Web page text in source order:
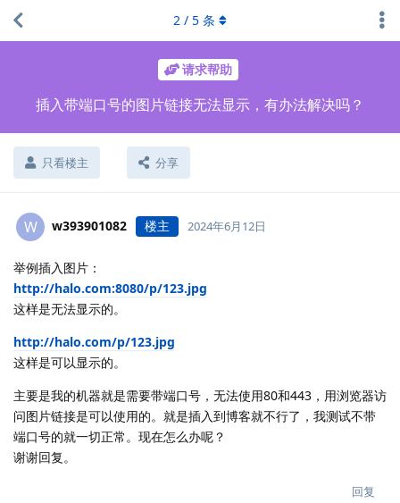
请求帮助
插入带端口号的图片链接无法显示，有办法解决吗？
只看楼主 分享
2 / 5 条
W w393901082 楼主 2024年6月12日
举例插入图片：
http://halo.com:8080/p/123.jpg
这样是无法显示的。
http://halo.com/p/123.jpg
这样是可以显示的。
主要是我的机器就是需要带端口号，无法使用80和443，用浏览器访
问图片链接是可以使用的。就是插入到博客就不行了，我测试不带
端口号的就一切正常。现在怎么办呢？
谢谢回复。
回复